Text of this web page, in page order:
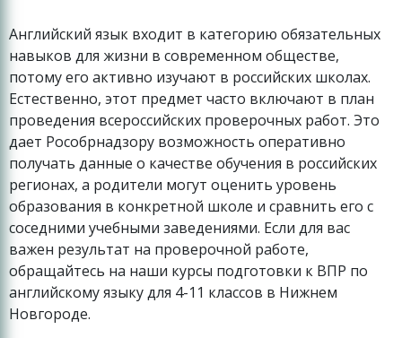
Английский язык входит в категорию обязательных
навыков для жизни в современном обществе,
потому его активно изучают в российских школах.
Естественно, этот предмет часто включают в план
проведения всероссийских проверочных работ. Это
дает Рособрнадзору возможность оперативно
получать данные о качестве обучения в российских
регионах, а родители могут оценить уровень
образования в конкретной школе и сравнить его с
соседними учебными заведениями. Если для вас
важен результат на проверочной работе,
обращайтесь на наши курсы подготовки к ВПР по
английскому языку для 4-11 классов в Нижнем
Новгороде.